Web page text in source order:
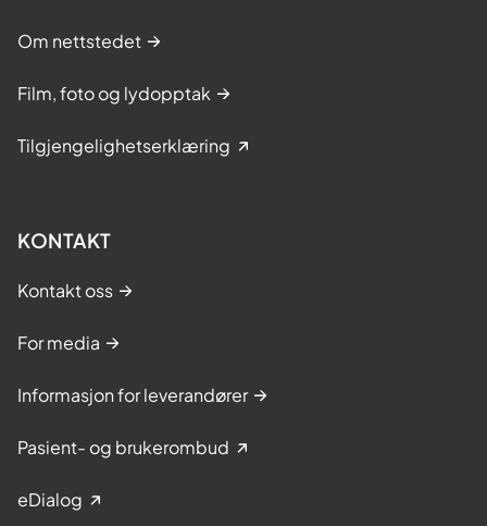
Om nettstedet
Film, foto og lydopptak
Tilgjengelighetserklæring
KONTAKT
Kontakt oss
For media
Informasjon for leverandører
Pasient- og brukerombud
eDialog